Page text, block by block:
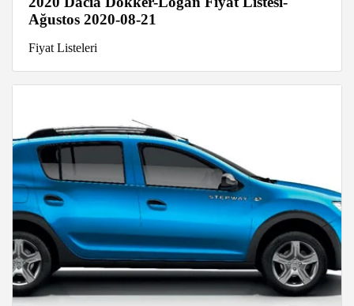
Ağustos 2020-08-21
Fiyat Listeleri